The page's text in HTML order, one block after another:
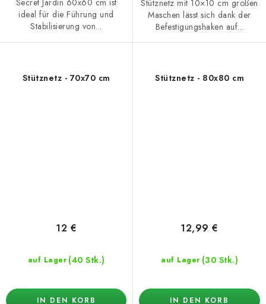
Secret Jardin 60x60 cm ist
ideal für die Führung und
Stabilisierung von...
Stütznetz mit 10×10 cm großen
Maschen lässt sich dank der
Befestigungshaken auf...
Stütznetz - 70x70 cm
auf Lager (40 Stk.)
12 €
IN DEN KORB
Stütznetz - 80x80 cm
auf Lager (30 Stk.)
12,99 €
IN DEN KORB